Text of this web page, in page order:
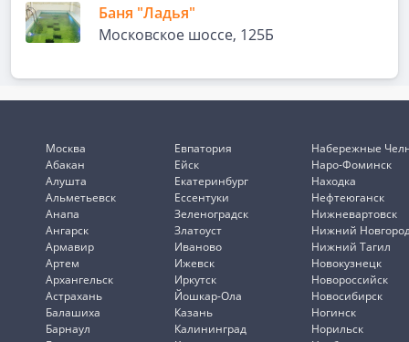
Баня "Ладья"
Московское шоссе, 125Б
Москва
Абакан
Алушта
Альметьевск
Анапа
Ангарск
Армавир
Артем
Архангельск
Астрахань
Балашиха
Барнаул
Евпатория
Ейск
Екатеринбург
Ессентуки
Зеленоградск
Златоуст
Иваново
Ижевск
Иркутск
Йошкар-Ола
Казань
Калининград
Набережные
Наро-Фоминск
Находка
Нефтеюганск
Нижневартовск
Нижний
Нижний Тагил
Новокузнецк
Новороссийск
Новосибирск
Ногинск
Норильск